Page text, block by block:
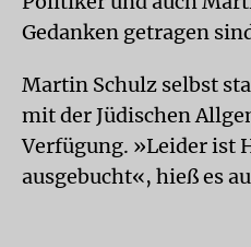
Gedanken getragen
Martin Schulz selbst
mit der Jüdischen
Verfügung. »Leider ist
ausgebucht«, hieß es